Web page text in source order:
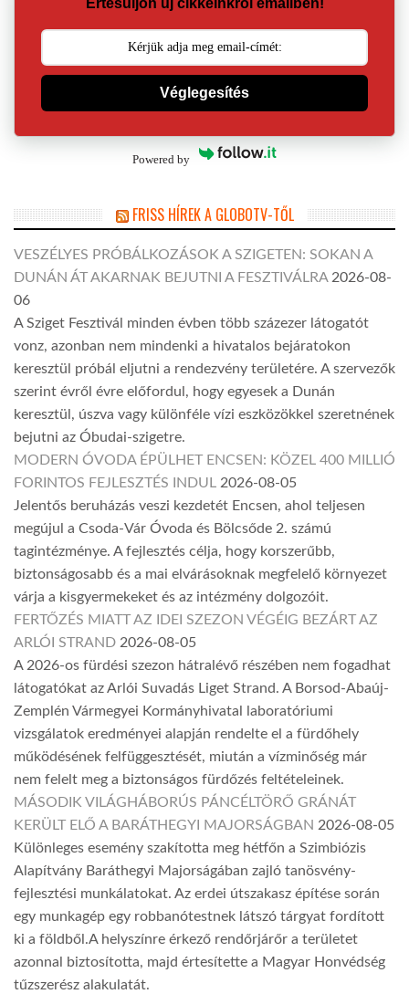
Értesüljön új cikkeinkről emailben!
Véglegesítés
Powered by
FRISS HÍREK A GLOBOTV-TŐL
VESZÉLYES PRÓBÁLKOZÁSOK A SZIGETEN: SOKAN A
DUNÁN ÁT AKARNAK BEJUTNI A FESZTIVÁLRA 2026-08-
06
A Sziget Fesztivál minden évben több százezer látogatót
vonz, azonban nem mindenki a hivatalos bejáratokon
keresztül próbál eljutni a rendezvény területére. A szervezők
szerint évről évre előfordul, hogy egyesek a Dunán
keresztül, úszva vagy különféle vízi eszközökkel szeretnének
bejutni az Óbudai-szigetre.
MODERN ÓVODA ÉPÜLHET ENCSEN: KÖZEL 400 MILLIÓ
FORINTOS FEJLESZTÉS INDUL 2026-08-05
Jelentős beruházás veszi kezdetét Encsen, ahol teljesen
megújul a Csoda-Vár Óvoda és Bölcsőde 2. számú
tagintézménye. A fejlesztés célja, hogy korszerűbb,
biztonságosabb és a mai elvárásoknak megfelelő környezet
várja a kisgyermekeket és az intézmény dolgozóit.
FERTŐZÉS MIATT AZ IDEI SZEZON VÉGÉIG BEZÁRT AZ
ARLÓI STRAND 2026-08-05
A 2026-os fürdési szezon hátralévő részében nem fogadhat
látogatókat az Arlói Suvadás Liget Strand. A Borsod-Abaúj-
Zemplén Vármegyei Kormányhivatal laboratóriumi
vizsgálatok eredményei alapján rendelte el a fürdőhely
működésének felfüggesztését, miután a vízminőség már
nem felelt meg a biztonságos fürdőzés feltételeinek.
MÁSODIK VILÁGHÁBORÚS PÁNCÉLTÖRŐ GRÁNÁT
KERÜLT ELŐ A BARÁTHEGYI MAJORSÁGBAN 2026-08-05
Különleges esemény szakította meg hétfőn a Szimbiózis
Alapítvány Baráthegyi Majorságában zajló tanösvény-
fejlesztési munkálatokat. Az erdei útszakasz építése során
egy munkagép egy robbanótestnek látszó tárgyat fordított
ki a földből.A helyszínre érkező rendőrjárőr a területet
azonnal biztosította, majd értesítette a Magyar Honvédség
tűzszerész alakulatát.